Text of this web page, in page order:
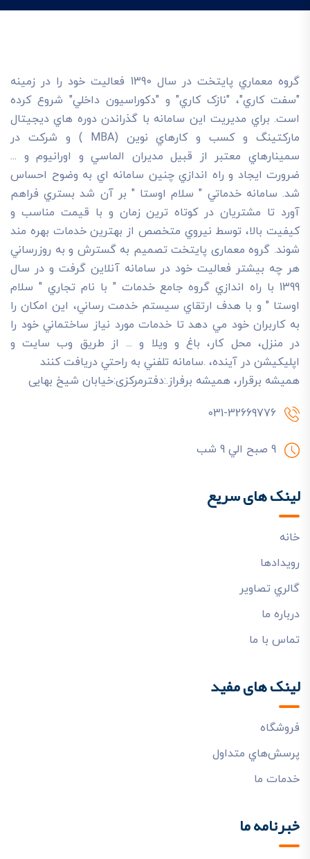
گروه معماري پايتخت در سال 1390 فعاليت خود را در زمينه
"سفت کاري"، "نازک کاري" و "دکوراسيون داخلي" شروع کرده
است. براي مديريت اين سامانه با گذراندن دوره هاي ديجيتال
مارکتينگ و کسب و کارهاي نوين (MBA ) و شرکت در
سمينارهاي معتبر از قبيل مديران الماسي و اورانيوم و ...
ضرورت ايجاد و راه اندازي چنين سامانه اي به وضوح احساس
شد. سامانه خدماتي " سلام اوستا " بر آن شد بستري فراهم
آورد تا مشتريان در کوتاه ترين زمان و با قيمت مناسب و
کيفيت بالا، توسط نيروي متخصص از بهترين خدمات بهره مند
شوند. گروه معماری پایتخت تصميم به گسترش و به روزرساني
هر چه بيشتر فعاليت خود در سامانه آنلاين گرفت و در سال
1399 با راه اندازي گروه جامع خدمات " با نام تجاري " سلام
اوستا " و با هدف ارتقاي سيستم خدمت رساني، اين امکان را
به کاربران خود مي دهد تا خدمات مورد نياز ساختماني خود را
در منزل، محل کار، باغ و ويلا و ... از طريق وب سايت و
اپليکيشن در آينده، .سامانه تلفني به راحتي دريافت کنند
هميشه برقرار، هميشه برفراز.:دفترمرکزی:خیابان شیخ بهایی
031-32669776
9 صبح الي 9 شب
لینک های سریع
خانه
رويدادها
گالري تصاوير
درباره ما
تماس با ما
لینک های مفید
فروشگاه
پرسش‌هاي متداول
خدمات ما
خبرنامه ما